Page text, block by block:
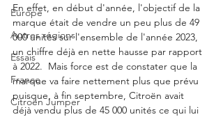
Europe
Autres régions
Essais
France
Citroën Jumper
En effet, en début d'année, l'objectif de la
marque était de vendre un peu plus de 49
000 unités sur l'ensemble de l'année 2023,
un chiffre déjà en nette hausse par rapport
à 2022.  Mais force est de constater que la
marque va faire nettement plus que prévu
puisque, à fin septembre, Citroën avait
déjà vendu plus de 45 000 unités ce qui lui